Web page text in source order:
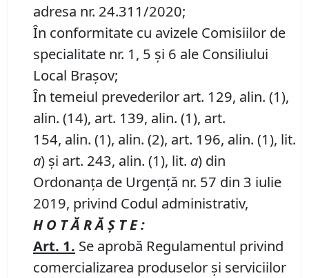
adresa nr. 24.311/2020;
În conformitate cu avizele Comisiilor de
specialitate nr. 1, 5 și 6 ale Consiliului
Local Brașov;
În temeiul prevederilor art. 129, alin. (1),
alin. (14), art. 139, alin. (1), art.
154, alin. (1), alin. (2), art. 196, alin. (1), lit.
a) și art. 243, alin. (1), lit. a) din
Ordonanța de Urgență nr. 57 din 3 iulie
2019, privind Codul administrativ,
H O T Ă R Ă Ş T E :
Art. 1. Se aprobă Regulamentul privind
comercializarea produselor și serviciilor